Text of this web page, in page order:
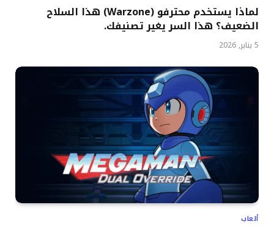
لماذا يستخدم محترفو (Warzone) هذا السلاح
الضعيف؟ هذا السر يغير تصنيفك.
5 يناير, 2026
ألعاب